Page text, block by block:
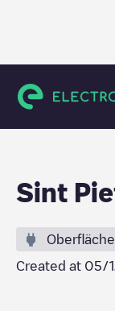
Sint
Oberfläche
Created at 05/